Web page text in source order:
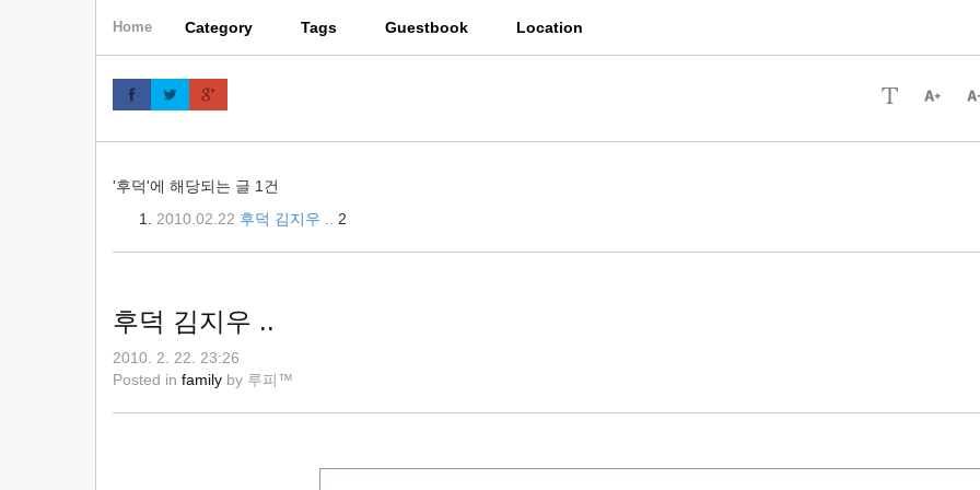
Home Category Tags Guestbook Location
'후덕'에 해당되는 글 1건
2010.02.22 후덕 김지우 .. 2
후덕 김지우 ..
2010. 2. 22. 23:26
Posted in family by 루피™